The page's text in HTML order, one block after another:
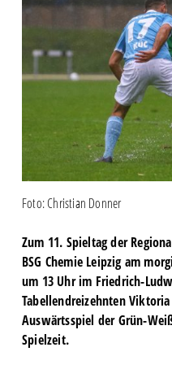
Foto: Christian Donner
Zum 11. Spieltag der
BSG Chemie Leipzig am
um 13 Uhr im Friedrich-
Tabellendreizehnten
Auswärtsspiel der Grün-
Spielzeit.